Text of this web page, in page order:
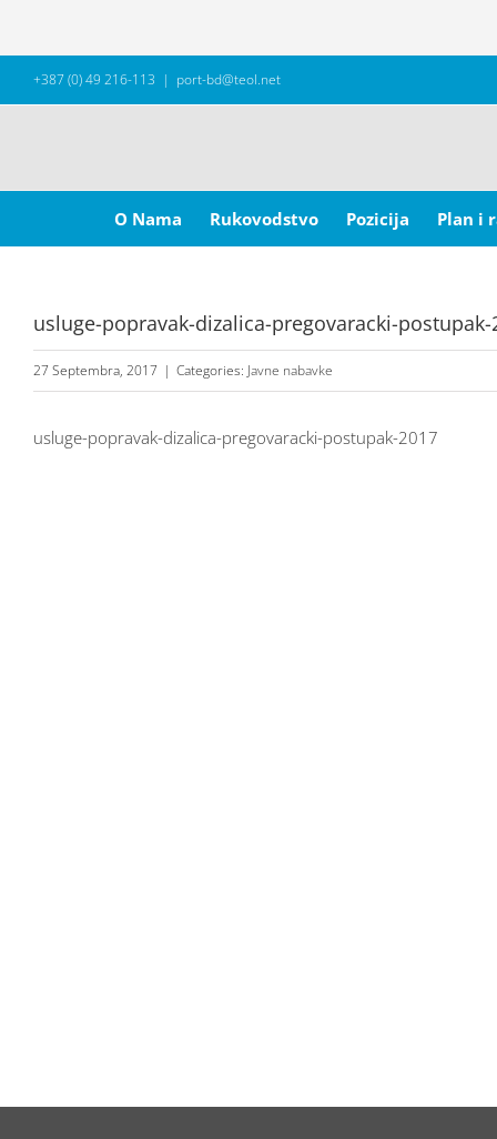
+387 (0) 49 216-113 | port-bd@teol.net
for:
O Nama
Rukovodstvo Pozicija Plan i
usluge-popravak-dizalica-pregovaracki-postupak-
27 Septembra, 2017 | Categories: Javne nabavke
usluge-popravak-dizalica-pregovaracki-postupak-2017